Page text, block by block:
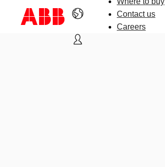
Contact us
Careers